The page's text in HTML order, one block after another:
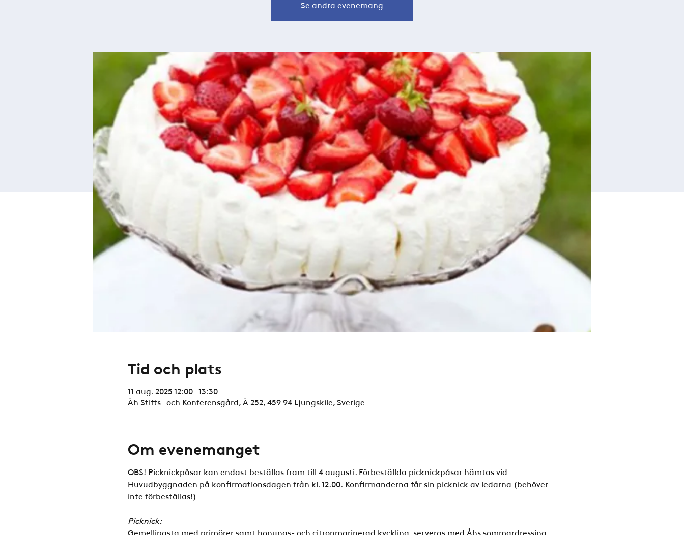
Se andra evenemang
Tid och plats
11 aug. 2025 12:00 – 13:30
Åh Stifts- och Konferensgård, Å 252, 459 94 Ljungskile, Sverige
Om evenemanget
OBS! Picknickpåsar kan endast beställas fram till 4 augusti. Förbeställda picknickpåsar hämtas vid
Huvudbyggnaden på konfirmationsdagen från kl. 12.00. Konfirmanderna får sin picknick av ledarna (behöver
inte förbeställas!)
Picknick:
Gemellipasta med primörer samt honungs- och citronmarinerad kyckling, serveras med Åhs sommardressing.